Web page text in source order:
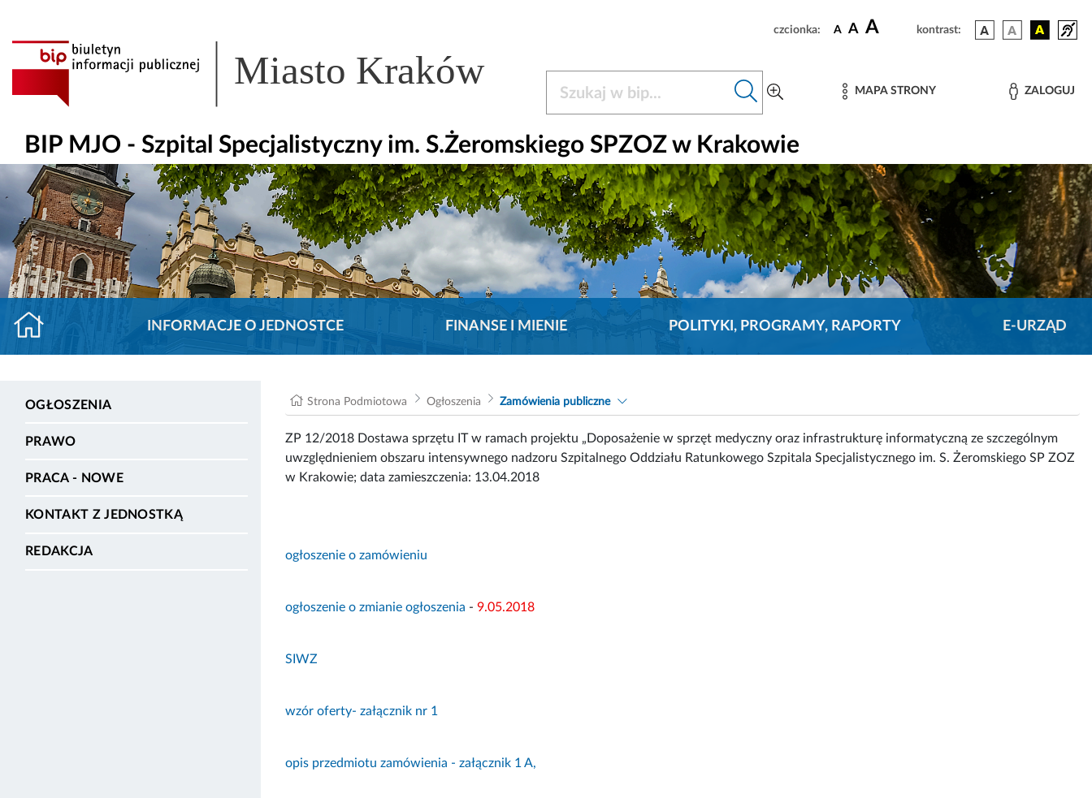
czcionka: A A A kontrast:
Miasto Kraków MAPA STRONY ZALOGUJ
BIP MJO - Szpital Specjalistyczny im. S.Żeromskiego SPZOZ w Krakowie
INFORMACJE O JEDNOSTCE FINANSE I MIENIE POLITYKI, PROGRAMY, RAPORTY E-URZĄD
OGŁOSZENIA
PRAWO
PRACA - NOWE
KONTAKT Z JEDNOSTKĄ
REDAKCJA
Strona Podmiotowa Ogłoszenia Zamówienia publiczne
ZP 12/2018 Dostawa sprzętu IT w ramach projektu „Doposażenie w sprzęt medyczny oraz infrastrukturę informatyczną ze szczególnym
uwzględnieniem obszaru intensywnego nadzoru Szpitalnego Oddziału Ratunkowego Szpitala Specjalistycznego im. S. Żeromskiego SP ZOZ
w Krakowie; data zamieszczenia: 13.04.2018
ogłoszenie o zamówieniu
ogłoszenie o zmianie ogłoszenia - 9.05.2018
SIWZ
wzór oferty- załącznik nr 1
opis przedmiotu zamówienia - załącznik 1 A,